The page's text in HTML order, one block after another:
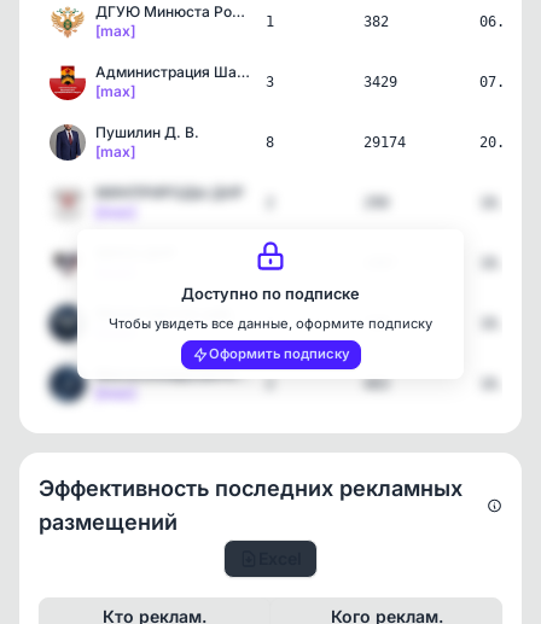
ДГУЮ Минюста России
[max]
1 382
Администрация Шахтерског…
[max]
3 3429
Пушилин Д. В.
[max]
8 29174
МИНПРИРОДЫ ДНР
2
[max]
2 720
Минэкономразвития ДНР
2 403
Доступно по подписке
Чтобы увидеть все данные, оформите подписку
Оформить подписку
Эффективность последних рекламных
размещений
Кто реклам. Кого реклам.